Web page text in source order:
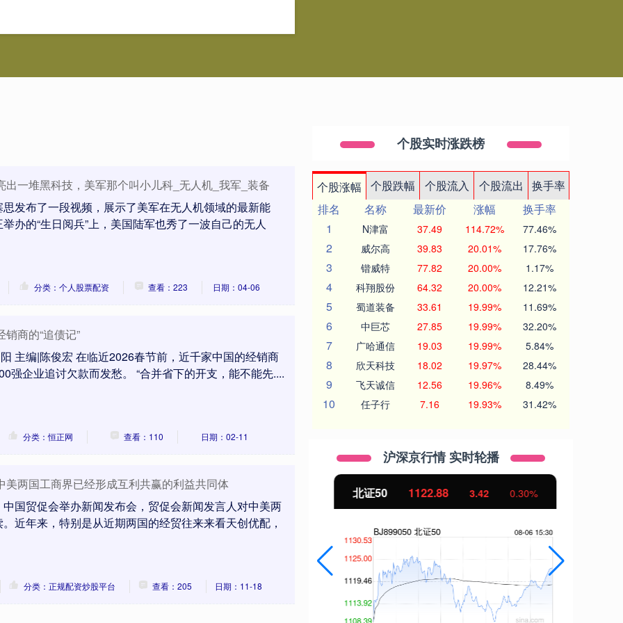
出一堆黑科技，美军那个叫小儿科_无人机_我军_装备
发布了一段视频，展示了美军在无人机领域的最新能
办的“生日阅兵”上，美国陆军也秀了一波自己的无人
分类：个人股票配资 查看：223 日期：04-06
商的“追债记”
主编|陈俊宏 在临近2026春节前，近千家中国的经销商
强企业追讨欠款而发愁。 “合并省下的开支，能不能先....
分类：恒正网 查看：110 日期：02-11
美两国工商界已经形成互利共赢的利益共同体
国贸促会举办新闻发布会，贸促会新闻发言人对中美两
近年来，特别是从近期两国的经贸往来来看天创优配，
分类：正规配资炒股平台 查看：205 日期：11-18
个股实时涨跌榜
个股涨幅 个股跌幅 个股流入 个股流出
换手率
排名
名称 最新价 涨幅
换手率
1
N津富 37.49 114.72% 77.46%
2 威尔高 39.83 20.01% 17.76%
3 锴威特 77.82 20.00% 1.17%
4 科翔股份 64.32 20.00% 12.21%
5 蜀道装备 33.61 19.99% 11.69%
6 中巨芯 27.85 19.99% 32.20%
7 广哈通信 19.03 19.99% 5.84%
8 欣天科技 18.02 19.97% 28.44%
9 飞天诚信 12.56 19.96% 8.49%
10 任子行 7.16 19.93% 31.42%
沪深京行情 实时轮播
沪深300 4651.31 -6.85 北证50 1122.88 3.42 0.30%